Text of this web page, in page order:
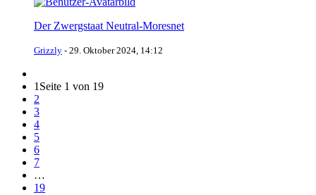
Der Zwergstaat Neutral-Moresnet
Grizzly - 29. Oktober 2024, 14:12
1 Seite 1 von 19
2
3
4
5
6
7
…
19